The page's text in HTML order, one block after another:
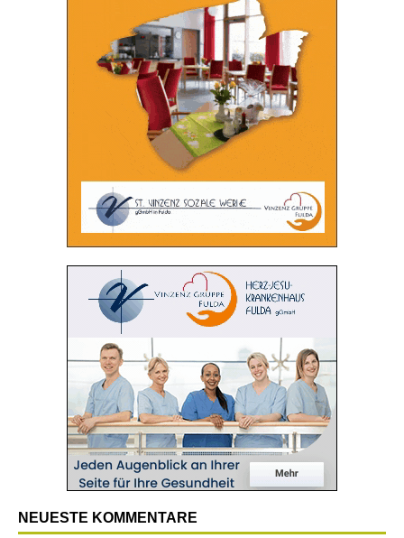
NEUESTE KOMMENTARE